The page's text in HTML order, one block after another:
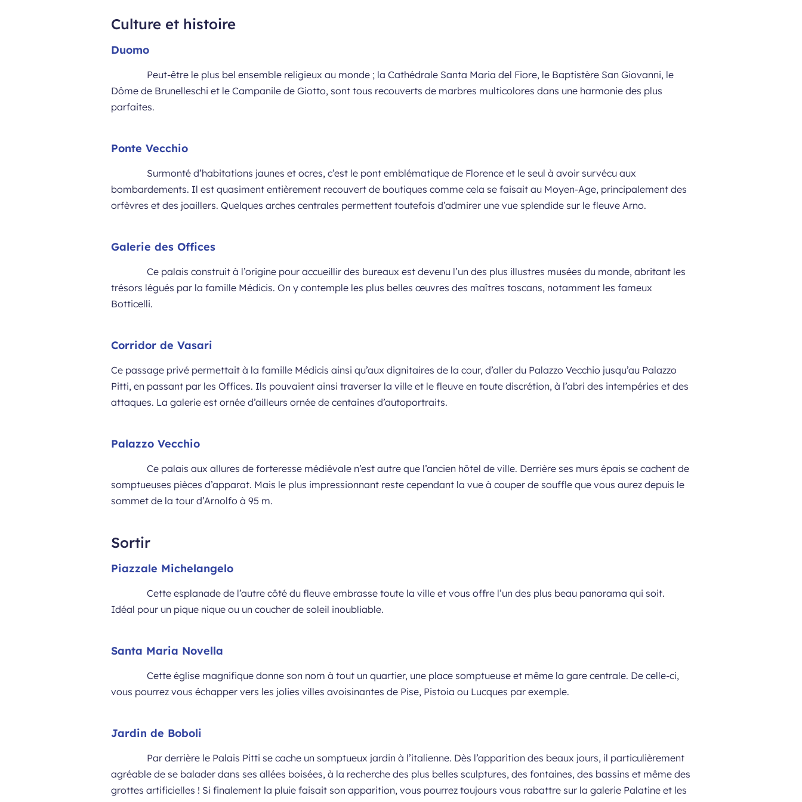
Culture et histoire
Duomo
Peut-être le plus bel ensemble religieux au monde ; la Cathédrale Santa Maria del Fiore, le Baptistère San Giovanni, le
Dôme de Brunelleschi et le Campanile de Giotto, sont tous recouverts de marbres multicolores dans une harmonie des plus
parfaites.
Ponte Vecchio
Surmonté d’habitations jaunes et ocres, c’est le pont emblématique de Florence et le seul à avoir survécu aux
bombardements. Il est quasiment entièrement recouvert de boutiques comme cela se faisait au Moyen-Age, principalement des
orfèvres et des joaillers. Quelques arches centrales permettent toutefois d’admirer une vue splendide sur le fleuve Arno.
Galerie des Offices
Ce palais construit à l’origine pour accueillir des bureaux est devenu l’un des plus illustres musées du monde, abritant les
trésors légués par la famille Médicis. On y contemple les plus belles œuvres des maîtres toscans, notamment les fameux
Botticelli.
Corridor de Vasari
Ce passage privé permettait à la famille Médicis ainsi qu’aux dignitaires de la cour, d’aller du Palazzo Vecchio jusqu’au Palazzo
Pitti, en passant par les Offices. Ils pouvaient ainsi traverser la ville et le fleuve en toute discrétion, à l’abri des intempéries et des
attaques. La galerie est ornée d’ailleurs ornée de centaines d’autoportraits.
Palazzo Vecchio
Ce palais aux allures de forteresse médiévale n’est autre que l’ancien hôtel de ville. Derrière ses murs épais se cachent de
somptueuses pièces d’apparat. Mais le plus impressionnant reste cependant la vue à couper de souffle que vous aurez depuis le
sommet de la tour d’Arnolfo à 95 m.
Sortir
Piazzale Michelangelo
Cette esplanade de l’autre côté du fleuve embrasse toute la ville et vous offre l’un des plus beau panorama qui soit.
Idéal pour un pique nique ou un coucher de soleil inoubliable.
Santa Maria Novella
Cette église magnifique donne son nom à tout un quartier, une place somptueuse et même la gare centrale. De celle-ci,
vous pourrez vous échapper vers les jolies villes avoisinantes de Pise, Pistoia ou Lucques par exemple.
Jardin de Boboli
Par derrière le Palais Pitti se cache un somptueux jardin à l’italienne. Dès l’apparition des beaux jours, il particulièrement
agréable de se balader dans ses allées boisées, à la recherche des plus belles sculptures, des fontaines, des bassins et même des
grottes artificielles ! Si finalement la pluie faisait son apparition, vous pourrez toujours vous rabattre sur la galerie Palatine et les